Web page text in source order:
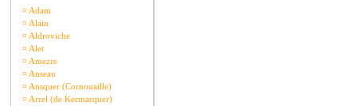
¤ Adam
¤ Alain
¤ Aldroviche
¤ Alet
¤ Amezre
¤ Anseau
¤ Ansquer (Cornouaille)
¤ Arrel (de Kermarquer)